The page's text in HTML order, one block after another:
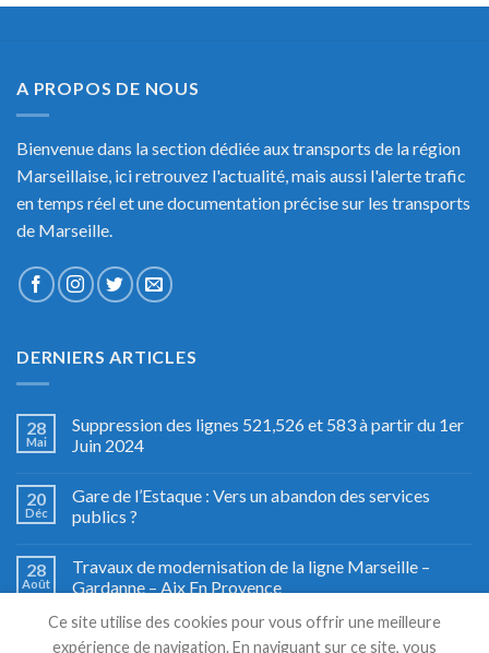
A PROPOS DE NOUS
Bienvenue dans la section dédiée aux transports de la région
Marseillaise, ici retrouvez l'actualité, mais aussi l'alerte trafic
en temps réel et une documentation précise sur les transports
de Marseille.
DERNIERS ARTICLES
28
Mai
Suppression des lignes 521,526 et 583 à partir du 1er
Juin 2024
20
Déc
Gare de l’Estaque : Vers un abandon des services
publics ?
28
Août
Travaux de modernisation de la ligne Marseille –
Gardanne – Aix En Provence
Fête du train à Miramas, le grand retour
Ce site utilise des cookies pour vous offrir une meilleure
expérience de navigation. En naviguant sur ce site, vous